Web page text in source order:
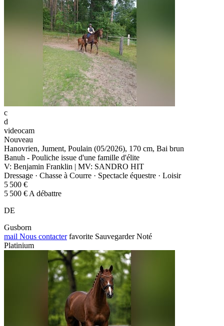
c
d
videocam
Nouveau
Hanovrien, Jument, Poulain (05/2026), 170 cm, Bai brun
Banuh - Pouliche issue d'une famille d'élite
V: Benjamin Franklin | MV: SANDRO HIT
Dressage · Chasse à Courre · Spectacle équestre · Loisir
5 500 €
5 500 € A débattre
DE
Gusborn
mail Nous contacter favorite Sauvegarder Noté
Platinium